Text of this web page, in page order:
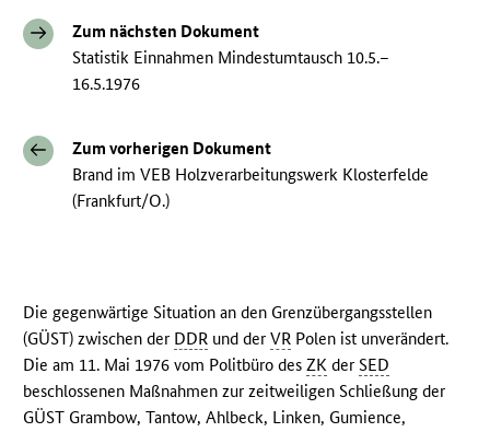
Zum nächsten Dokument
Statistik Einnahmen Mindestumtausch 10.5.–
16.5.1976
Zum vorherigen Dokument
Brand im VEB Holzverarbeitungswerk Klosterfelde
(Frankfurt/O.)
Die gegenwärtige Situation an den Grenzübergangsstellen
(GÜST) zwischen der DDR und derVR Polen ist unverändert.
Die am 11. Mai 1976 vom Politbüro desZK derSED
beschlossenen Maßnahmen zur zeitweiligen Schließung der
GÜST Grambow, Tantow, Ahlbeck, Linken, Gumience,